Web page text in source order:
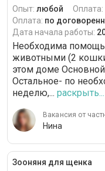
Опыт: любой Оплата:
Оплата: по
Дата начала работы:
Необходима
животными (2 кошки
этом доме
Остальное- по
неделю,... раскрыть...
Вакансия от
Нина
Зооняня для щенка